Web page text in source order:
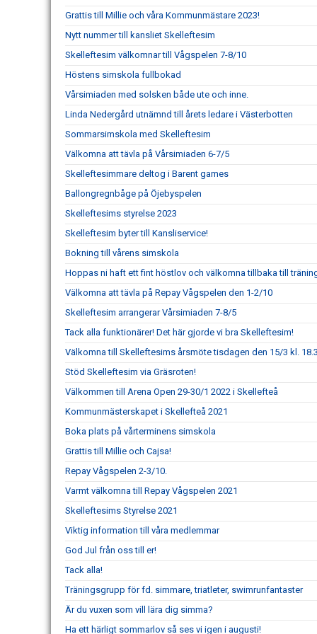
Grattis till Millie och våra Kommunmästare 2023!
Nytt nummer till kansliet Skelleftesim
Skelleftesim välkomnar till Vågspelen 7-8/10
Höstens simskola fullbokad
Vårsimiaden med solsken både ute och inne.
Linda Nedergård utnämnd till årets ledare i Västerbotten
Sommarsimskola med Skelleftesim
Välkomna att tävla på Vårsimiaden 6-7/5
Skelleftesimmare deltog i Barent games
Ballongregnbåge på Öjebyspelen
Skelleftesims styrelse 2023
Skelleftesim byter till Kansliservice!
Bokning till vårens simskola
Hoppas ni haft ett fint höstlov och välkomna tillbaka till
Välkomna att tävla på Repay Vågspelen den 1-2/10
Skelleftesim arrangerar Vårsimiaden 7-8/5
Tack alla funktionärer! Det här gjorde vi bra Skelleftesim!
Välkomna till Skelleftesims årsmöte tisdagen den 15/3 kl.
Stöd Skelleftesim via Gräsroten!
Välkommen till Arena Open 29-30/1 2022 i Skellefteå
Kommunmästerskapet i Skellefteå 2021
Boka plats på vårterminens simskola
Grattis till Millie och Cajsa!
Repay Vågspelen 2-3/10.
Varmt välkomna till Repay Vågspelen 2021
Skelleftesims Styrelse 2021
Viktig information till våra medlemmar
God Jul från oss till er!
Tack alla!
Träningsgrupp för fd. simmare, triatleter, swimrunfantaster
Är du vuxen som vill lära dig simma?
Ha ett härligt sommarlov så ses vi igen i augusti!